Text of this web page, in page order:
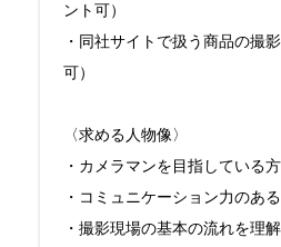
ント可）
・同社サイトで扱う商品の撮
可）
〈求める人物像〉
・カメラマンを目指している方
・コミュニケーション力のあ
・撮影現場の基本の流れを理